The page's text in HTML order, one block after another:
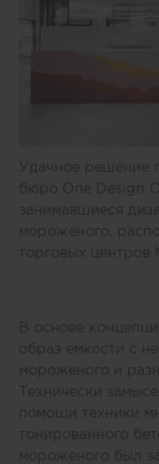
Удачное решение
бюро One Design
занимавшиеся
мороженого,
торговых центров
В основе
образ емкости с
мороженого и
Технически
помощи техники
тонированного
мороженого был